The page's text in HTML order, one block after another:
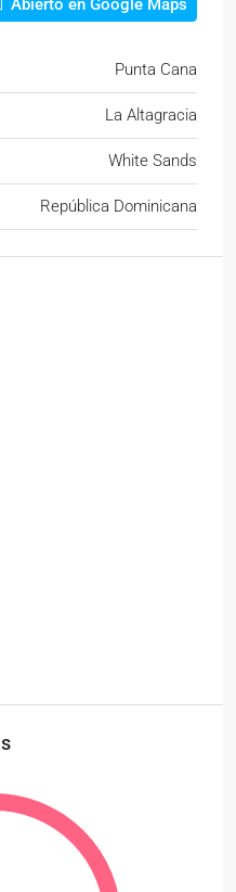
Punta Cana
La Altagracia
White Sands
República Dominicana